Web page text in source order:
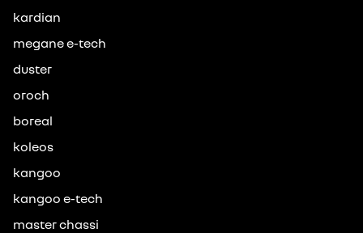
kardian
megane e-tech
duster
oroch
boreal
koleos
kangoo
kangoo e-tech
master chassi